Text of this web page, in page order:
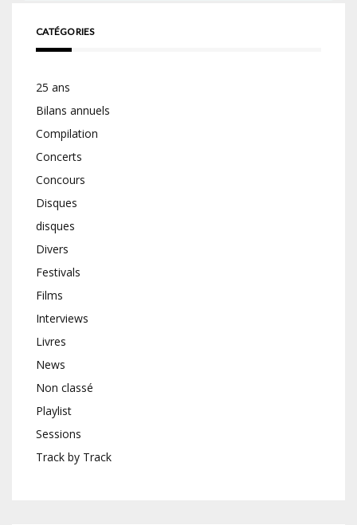
CATÉGORIES
25 ans
Bilans annuels
Compilation
Concerts
Concours
Disques
disques
Divers
Festivals
Films
Interviews
Livres
News
Non classé
Playlist
Sessions
Track by Track